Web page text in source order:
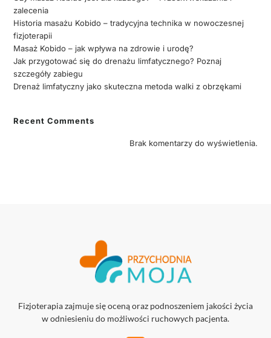
zalecenia
Historia masażu Kobido – tradycyjna technika w nowoczesnej
fizjoterapii
Masaż Kobido – jak wpływa na zdrowie i urodę?
Jak przygotować się do drenażu limfatycznego? Poznaj
szczegóły zabiegu
Drenaż limfatyczny jako skuteczna metoda walki z obrzękami
Recent Comments
Brak komentarzy do wyświetlenia.
Fizjoterapia zajmuje się oceną oraz podnoszeniem jakości życia
w odniesieniu do możliwości ruchowych pacjenta.